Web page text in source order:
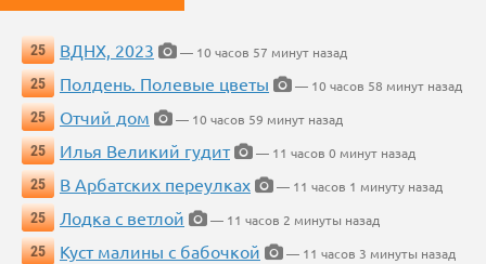
25 ВДНХ, 2023
— 10 часов 57 минут назад
25
Полдень. Полевые цветы
— 10 часов 58 минут назад
25
Отчий дом
— 10 часов 59 минут назад
25
Илья Великий гудит
— 11 часов 0 минут назад
25
В Арбатских переулках
— 11 часов 1 минуту назад
25
Лодка с ветлой
— 11 часов 2 минуты назад
25
Куст малины с бабочкой
— 11 часов 3 минуты назад